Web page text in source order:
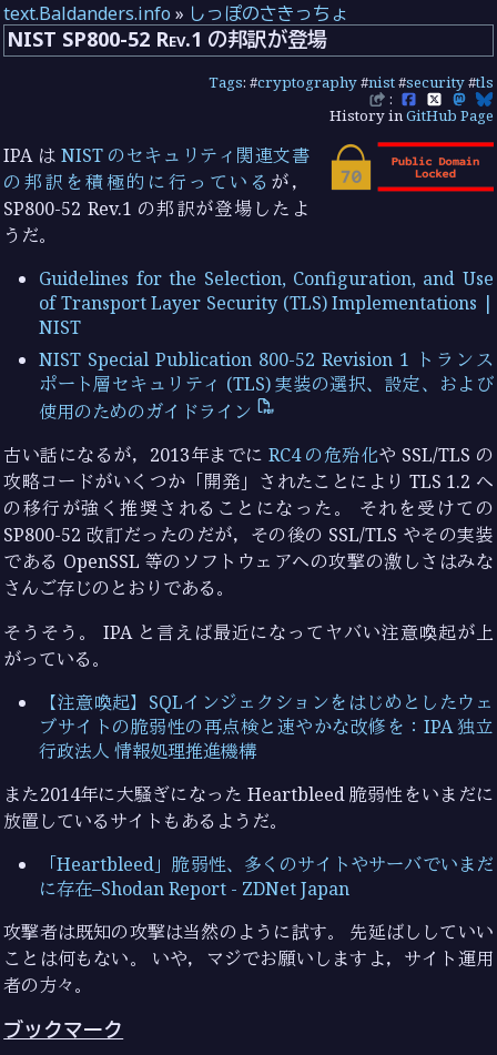
text.Baldanders.info » しっぽのさきっちょ
NIST SP800-52 Rev.1 の邦訳が登場
Tags: #cryptography#nist#security#tls
:
History inGitHub Page
IPA は NIST のセキュリティ関連文書
の邦訳を積極的に行っている が，
SP800-52 Rev.1 の邦訳が登場したよ
うだ。
Guidelines for the Selection, Configuration, and Use
of Transport Layer Security (TLS) Implementations |
NIST
NIST Special Publication 800-52 Revision 1 トランス
ポート層セキュリティ (TLS) 実装の選択、設定、および
使用のためのガイドライン
古い話になるが，2013年までに RC4 の危殆化や SSL/TLS の
攻略コードがいくつか「開発」されたことにより TLS 1.2 へ
の移行が強く推奨されることになった。 それを受けての
SP800-52 改訂だったのだが，その後の SSL/TLS やその実装
である OpenSSL 等のソフトウェアへの攻撃の激しさはみな
さんご存じのとおりである。
そうそう。 IPA と言えば最近になってヤバい注意喚起が上
がっている。
【注意喚起】SQLインジェクションをはじめとしたウェ
ブサイトの脆弱性の再点検と速やかな改修を：IPA 独立
行政法人 情報処理推進機構
また2014年に大騒ぎになった Heartbleed 脆弱性をいまだに
放置しているサイトもあるようだ。
「Heartbleed」脆弱性、多くのサイトやサーバでいまだ
に存在–Shodan Report - ZDNet Japan
攻撃者は既知の攻撃は当然のように試す。 先延ばししていい
ことは何もない。 いや，マジでお願いしますよ，サイト運用
者の方々。
ブックマーク